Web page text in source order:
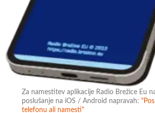
Za namestitev aplikacije Radio Brežice Eu
poslušanje na iOS / Android napravah:
telefonu ali namesti"